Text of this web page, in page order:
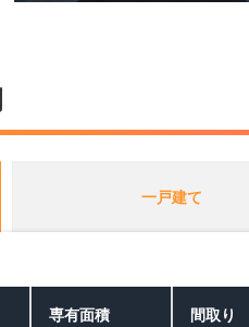
一戸建て
専有面積 間取り